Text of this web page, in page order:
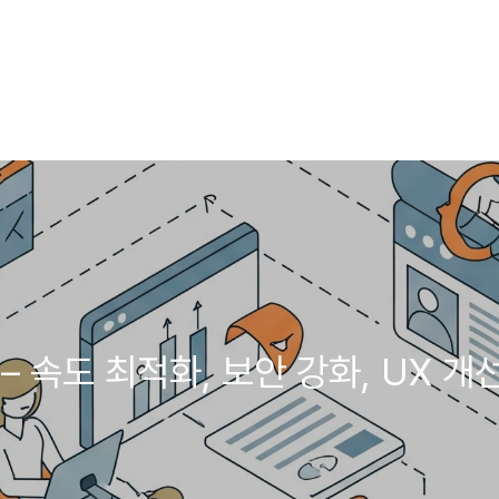
속도 최적화, 보안 강화, UX 개